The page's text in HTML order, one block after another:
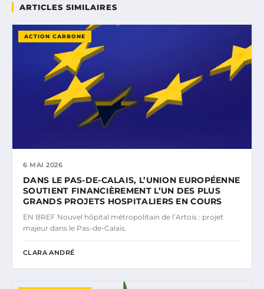
ARTICLES SIMILAIRES
ACTION CARBONE
6 MAI 2026
DANS LE PAS-DE-CALAIS, L’UNION EUROPÉENNE
SOUTIENT FINANCIÈREMENT L’UN DES PLUS
GRANDS PROJETS HOSPITALIERS EN COURS
EN BREF Nouvel hôpital métropolitain de l’Artois : projet
majeur dans le Pas-de-Calais.
CLARA ANDRÉ